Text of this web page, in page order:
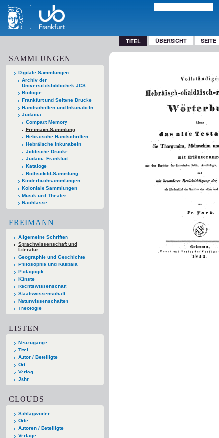
TITEL ÜBERSICHT SEITE
SAMMLUNGEN
Digitale Sammlungen
Archiv der
Universitätsbibliothek JCS
Biologie
Frankfurt und Seltene Drucke
Handschriften und Inkunabeln
Judaica
Compact Memory
Freimann-Sammlung
Hebräische Handschriften
Hebräische Inkunabeln
Jiddische Drucke
Judaica Frankfurt
Kataloge
Rothschild-Sammlung
Kinderbuchsammlungen
Koloniale Sammlungen
Musik und Theater
Nachlässe
FREIMANN
Allgemeine Schriften
Sprachwissenschaft und
Literatur
Geographie und Geschichte
Philosophie und Kabbala
Pädagogik
Künste
Rechtswissenschaft
Staatswissenschaft
Naturwissenschaften
Theologie
LISTEN
Neuzugänge
Titel
Autor / Beteiligte
Ort
Verlag
Jahr
CLOUDS
Schlagwörter
Orte
Autoren / Beteiligte
Verlage